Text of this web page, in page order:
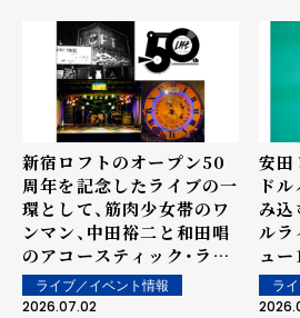
新宿ロフトのオープン50
周年を記念したライブの一
環として、筋肉少女帯のワ
ンマン、中田裕二と和田唱
のアコースティック・ライ
ブ競演、ザ・クロマニヨン
ズとラフィンノーズの対バ
ライブ／イベント情報
2026.07.02
安
ド
み込
ルラ
ュ
２１
ラ